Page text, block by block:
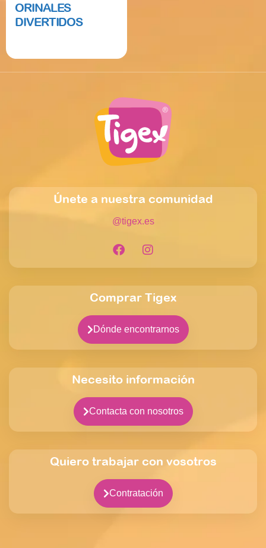
ORINALES
DIVERTIDOS
Únete a nuestra comunidad
@tigex.es
Comprar Tigex
Dónde encontrarnos
Necesito información
Contacta con nosotros
Quiero trabajar con vosotros
Contratación